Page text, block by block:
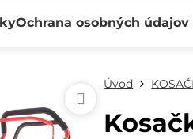
Ochrana osobných údajov
Úvod